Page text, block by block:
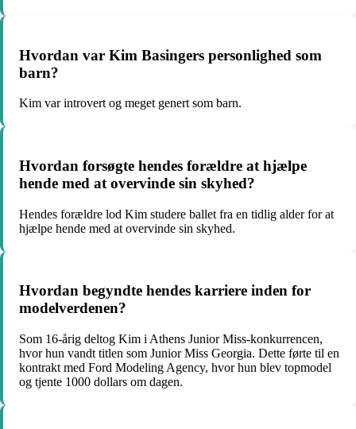
Hvordan var Kim Basingers personlighed som
barn?
Kim var introvert og meget genert som barn.
Hvordan forsøgte hendes forældre at hjælpe
hende med at overvinde sin skyhed?
Hendes forældre lod Kim studere ballet fra en tidlig alder for at
hjælpe hende med at overvinde sin skyhed.
Hvordan begyndte hendes karriere inden for
modelverdenen?
Som 16-årig deltog Kim i Athens Junior Miss-konkurrencen,
hvor hun vandt titlen som Junior Miss Georgia. Dette førte til en
kontrakt med Ford Modeling Agency, hvor hun blev topmodel
og tjente 1000 dollars om dagen.